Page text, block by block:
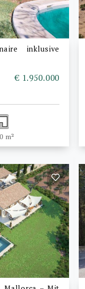
inklusive
€ 1.950.000
m²